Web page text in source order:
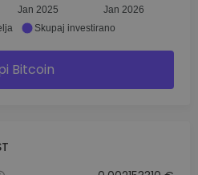
Jan 2025 Jan 2026
Skupaj investirano
Bitcoin